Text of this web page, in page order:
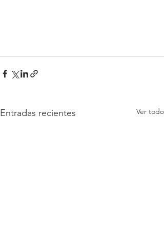
Entradas recientes Ver todo